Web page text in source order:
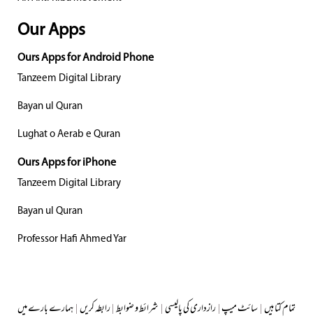
Our Apps
Ours Apps for Android Phone
Tanzeem Digital Library
Bayan ul Quran
Lughat o Aerab e Quran
Ours Apps for iPhone
Tanzeem Digital Library
Bayan ul Quran
Professor Hafi Ahmed Yar
ہمارے بارے میں|رابطہ کریں|شرائط و ضوابط|رازداری کی پالیسی|سائٹ میپ|تمام کتابیں